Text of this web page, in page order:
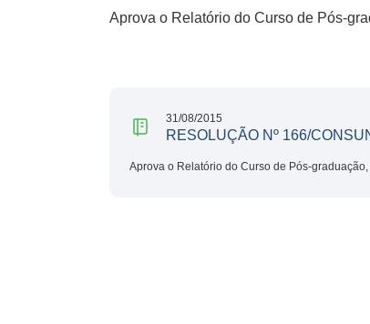
Aprova o Relatório do Curso de Pós-
31/08/2015
RESOLUÇÃO Nº 166/
Aprova o Relatório do Curso de Pós-